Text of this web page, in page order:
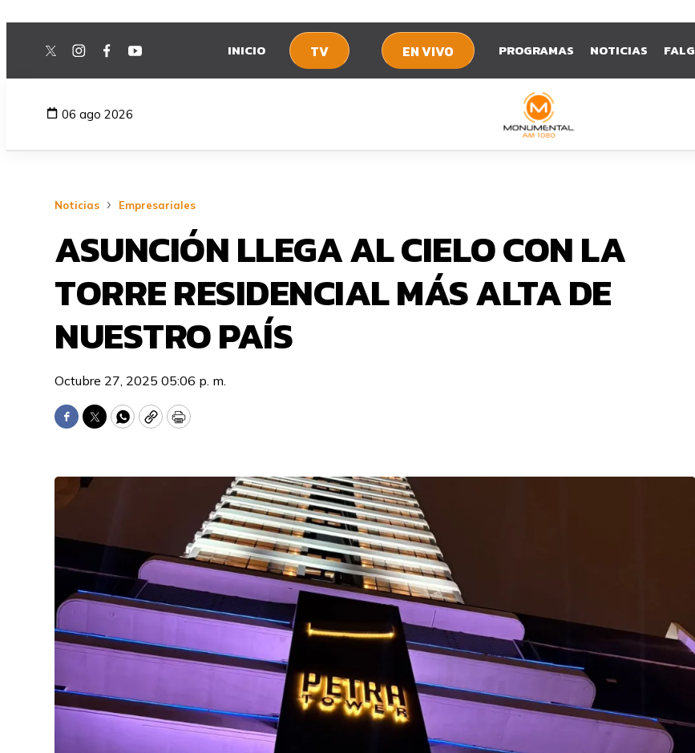
twitterinstagram
facebookyoutube INICIO TV EN VIVO PROGRAMAS NOTICIAS FALG
06 ago 2026
Noticias Empresariales
ASUNCIÓN LLEGA AL CIELO CON LA
TORRE RESIDENCIAL MÁS ALTA DE
NUESTRO PAÍS
Octubre 27, 2025 05:06 p. m.
Facebook
TwitterWhatsApp
CopyPrint